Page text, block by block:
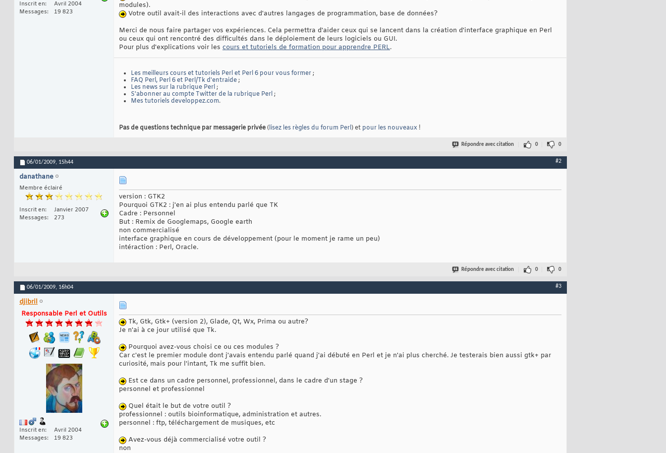
Inscrit en
Avril 2004
Messages
19 823
modules).
Votre outil avait-il des interactions avec d'autres langages de programmation, base de données?
Merci de nous faire partager vos expériences. Cela permettra d'aider ceux qui se lancent dans la création d'interface graphique en Perl
ou ceux qui ont rencontré des difficultés dans le déploiement de leurs logiciels ou GUI.
Pour plus d'explications voir les cours et tutoriels de formation pour apprendre PERL.
Les meilleurs cours et tutoriels Perl et Perl 6 pour vous former;
FAQ Perl, Perl 6 et Perl/Tk d'entraide;
Les news sur la rubrique Perl;
S'abonner au compte Twitter de la rubrique Perl;
Mes tutoriels developpez.com.
Pas de questions technique par messagerie privée(lisez les règles du forum Perl) et pour les nouveaux !
Répondre avec citation 0 0
06/01/2009, 15h44 #2
danathane
Membre éclairé
Inscrit en
Janvier 2007
Messages
273
version : GTK2
Pourquoi GTK2 : j'en ai plus entendu parlé que TK
Cadre : Personnel
But : Remix de Googlemaps, Google earth
non commercialisé
interface graphique en cours de développement (pour le moment je rame un peu)
intéraction : Perl, Oracle.
Répondre avec citation 0 0
06/01/2009, 16h04 #3
djibril
Responsable Perl et Outils
Inscrit en
Avril 2004
Messages
19 823
Tk, Gtk, Gtk+ (version 2), Glade, Qt, Wx, Prima ou autre?
Je n'ai à ce jour utilisé que Tk.
Pourquoi avez-vous choisi ce ou ces modules ?
Car c'est le premier module dont j'avais entendu parlé quand j'ai débuté en Perl et je n'ai plus cherché. Je testerais bien aussi gtk+ par
curiosité, mais pour l'intant, Tk me suffit bien.
Est ce dans un cadre personnel, professionnel, dans le cadre d'un stage ?
personnel et professionnel
Quel était le but de votre outil ?
professionnel : outils bioinformatique, administration et autres.
personnel : ftp, téléchargement de musiques, etc
Avez-vous déjà commercialisé votre outil ?
non